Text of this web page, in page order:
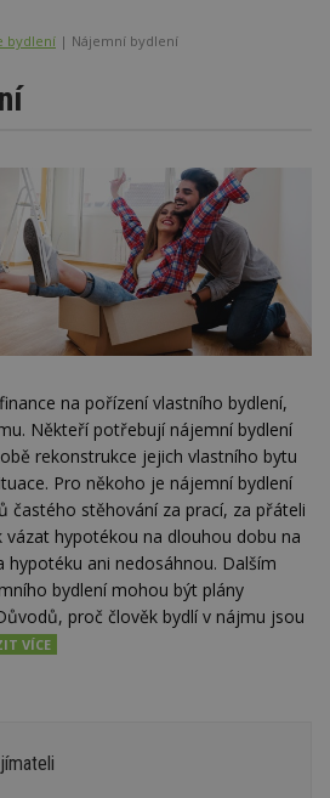
bydlení Nájemní bydlení
na pořízení vlastního bydlení,
Někteří potřebují nájemní bydlení
rekonstrukce jejich vlastního bytu
Pro někoho je nájemní bydlení
častého stěhování za prací, za přáteli
vázat hypotékou na dlouhou dobu na
ani nedosáhnou. Dalším
bydlení mohou být plány
proč člověk bydlí v nájmu jsou